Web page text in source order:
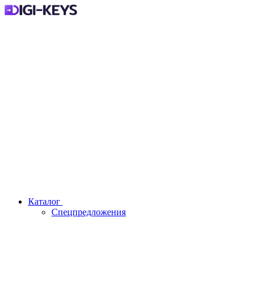
Каталог
Спецпредложения